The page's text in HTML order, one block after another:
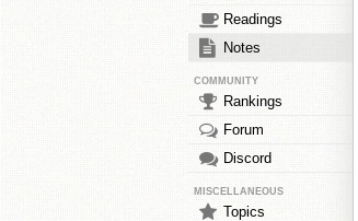
Readings
Notes
COMMUNITY
Rankings
Forum
Discord
MISCELLANEOUS
Topics